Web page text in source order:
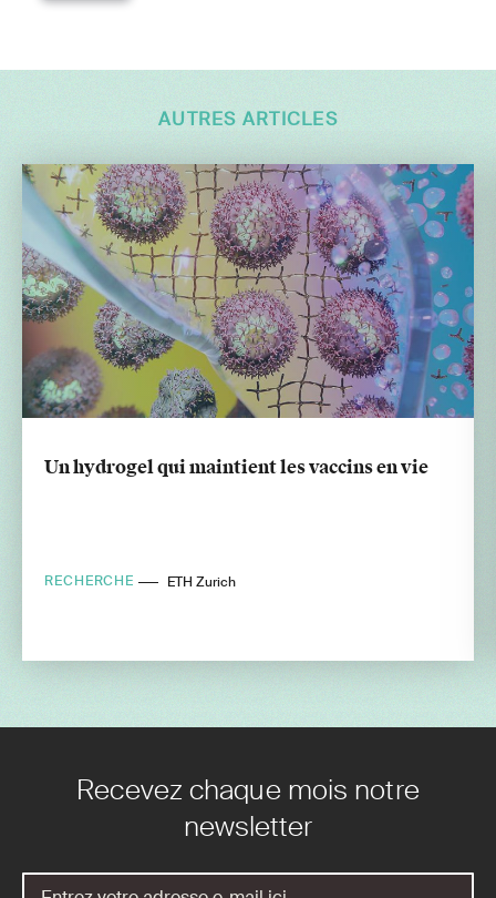
AUTRES ARTICLES
Un hydrogel qui maintient les vaccins en vie
RECHERCHE ETH Zurich
Recevez chaque mois notre
newsletter